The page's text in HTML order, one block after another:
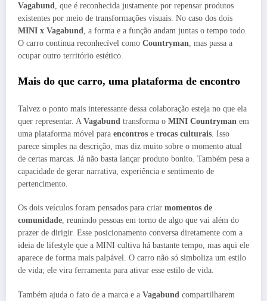
Vagabund , que é reconhecida justamente por repensar produtos
existentes por meio de transformações visuais. No caso dos dois
MINI x Vagabund , a forma e a função andam juntas o tempo todo.
O carro continua reconhecível como Countryman , mas passa a
ocupar outro território estético.
Mais do que carro, uma plataforma de encontro
Talvez o ponto mais interessante dessa colaboração esteja no que ela
quer representar. A Vagabund transforma o MINI Countryman em
uma plataforma móvel para encontros e trocas culturais. Isso
parece simples na descrição, mas diz muito sobre o momento atual
de certas marcas. Já não basta lançar produto bonito. Também pesa a
capacidade de gerar narrativa, experiência e sentimento de
pertencimento.
Os dois veículos foram pensados para criar momentos de
comunidade, reunindo pessoas em torno de algo que vai além do
prazer de dirigir. Esse posicionamento conversa diretamente com a
ideia de lifestyle que a MINI cultiva há bastante tempo, mas aqui ele
aparece de forma mais palpável. O carro não só simboliza um estilo
de vida; ele vira ferramenta para ativar esse estilo de vida.
Também ajuda o fato de a marca e a Vagabund compartilharem